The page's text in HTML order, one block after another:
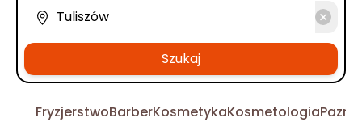
Szukaj
FryzjerstwoBarberKosmetykaKosmetologia